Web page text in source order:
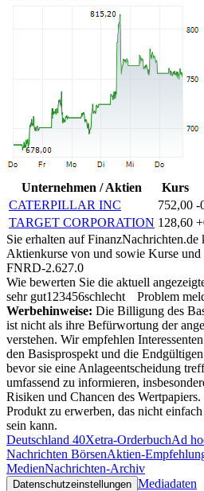
Unternehmen / Aktien Kurs
CATERPILLAR INC
752,00 -
TARGET CORPORATION 128,60
Sie erhalten auf FinanzNachrichten.de
Aktienkurse von und sowie Kurse und
FNRD-2.627.0
Wie bewerten Sie die aktuell
sehr gut1 23456schlecht
Problem
Werbehinweise: Die Billigung des
ist nicht als ihre Befürwortung der
verstehen. Wir empfehlen
den Basisprospekt und die
bevor sie eine Anlageentscheidung
umfassend zu informieren,
Risiken und Chancen des
Produkt zu erwerben, das nicht
sein kann.
Deutschland 40Xetra-OrderbuchAd
Nachrichten BörsenAktien-
MedienNachrichten-Archiv
Datenschutzeinstellungen Mediadaten